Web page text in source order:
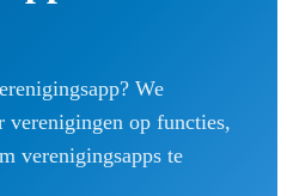
We
verenigingen op functies,
verenigingsapps te